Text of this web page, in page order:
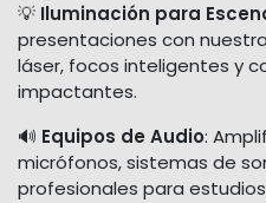
💡 Iluminación para
presentaciones con
láser, focos inteligentes y
impactantes.
🔊 Equipos de Audio:
micrófonos, sistemas de
profesionales para